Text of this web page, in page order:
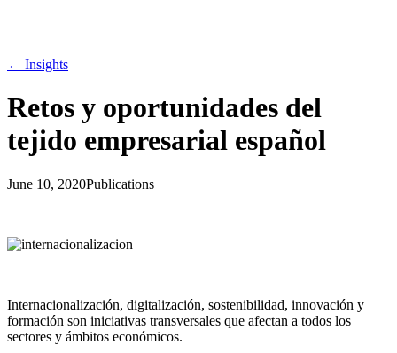
← Insights
Retos y oportunidades del
tejido empresarial español
June 10, 2020Publications
Internacionalización, digitalización, sostenibilidad, innovación y
formación son iniciativas transversales que afectan a todos los
sectores y ámbitos económicos.